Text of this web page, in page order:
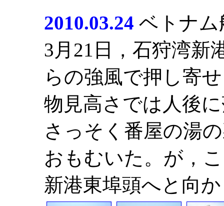
2010.03.24 ベトナ
3月21日，石狩湾新
らの強風で押し寄
物見高さでは人後
さっそく番屋の湯
おもむいた。が，
新港東埠頭へと向